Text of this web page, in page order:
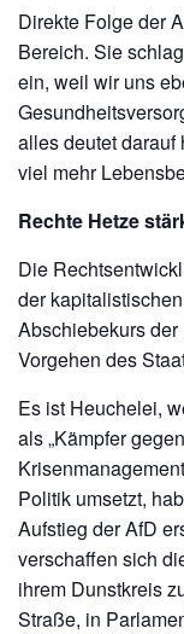
Direkte Folge der
Bereich. Sie
ein, weil wir uns
alles deutet darauf
viel mehr
Rechte Hetze
Die
der
Abschiebekurs
Vorgehen des
Es ist Heuchelei,
als „Kämpfer
Politik umsetzt,
Aufstieg der AfD
verschaffen sich
ihrem Dunstkreis
Straße, in